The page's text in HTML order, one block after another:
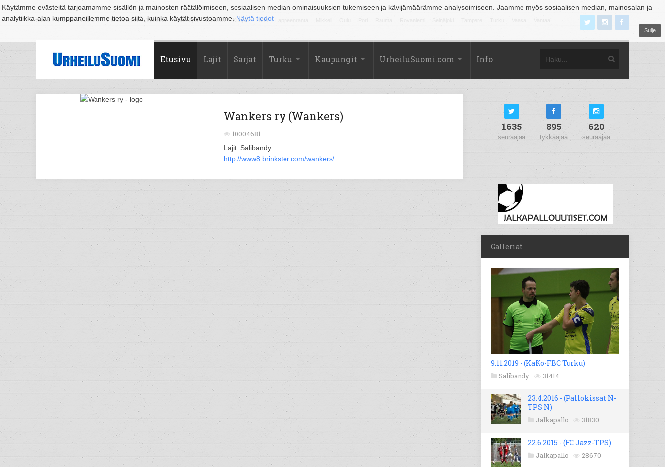
Käytämme evästeitä tarjoamamme sisällön ja mainosten räätälöimiseen, sosiaalisen median ominaisuuksien tukemiseen ja kävijämäärämme analysoimiseen. Jaamme myös sosiaalisen median, mainosalan ja
analytiikka-alan kumppaneillemme tietoa siitä, kuinka käytät sivustoamme. Näytä tiedot
Sulje
Suomi Espoo Helsinki Hämeenlinna Joensuu Jyväskylä Kouvola Kuopio Lahti
Etusivu Lajit Sarjat Turku Kaupungit UrheiluSuomi.com Info
Wankers ry (Wankers)
10004681
Lajit: Salibandy
http://www8.brinkster.com/wankers/
1635
seuraajaa
895
tykkääjää
620
seuraajaa
Galleriat
9.11.2019 - (KaKo-FBC Turku)
Salibandy 31414
23.4.2016 - (Pallokissat N-
TPS N)
Jalkapallo 31830
22.6.2015 - (FC Jazz-TPS)
Jalkapallo 28670